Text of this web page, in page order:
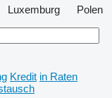
Luxemburg
Polen
Kredit in Raten